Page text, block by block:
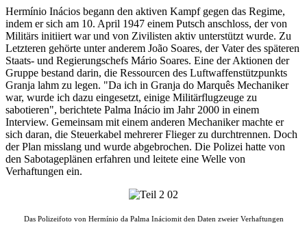
Hermínio Inácios begann den aktiven Kampf gegen das Regime,
indem er sich am 10. April 1947 einem Putsch anschloss, der von
Militärs initiiert war und von Zivilisten aktiv unterstützt wurde. Zu
Letzteren gehörte unter anderem João Soares, der Vater des späteren
Staats- und Regierungschefs Mário Soares. Eine der Aktionen der
Gruppe bestand darin, die Ressourcen des Luftwaffenstützpunkts
Granja lahm zu legen. "Da ich in Granja do Marquês Mechaniker
war, wurde ich dazu eingesetzt, einige Militärflugzeuge zu
sabotieren", berichtete Palma Inácio im Jahr 2000 in einem
Interview. Gemeinsam mit einem anderen Mechaniker machte er
sich daran, die Steuerkabel mehrerer Flieger zu durchtrennen. Doch
der Plan misslang und wurde abgebrochen. Die Polizei hatte von
den Sabotageplänen erfahren und leitete eine Welle von
Verhaftungen ein.
Das Polizeifoto von Hermínio da Palma Ináciomit den Daten zweier Verhaftungen